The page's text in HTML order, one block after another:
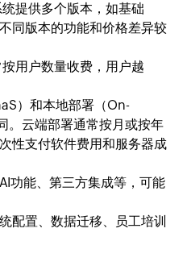
统提供多个版本，如基础
同版本的功能和价格差异较
按用户数量收费，用户越
）和本地部署（On-
。云端部署通常按月或按年
性支付软件费用和服务器成
功能、第三方集成等，可能
配置、数据迁移、员工培训